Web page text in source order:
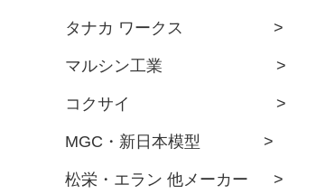
タナカ ワークス >
マルシン工業 >
コクサイ >
MGC・新日本模型 >
松栄・エラン 他メーカー >